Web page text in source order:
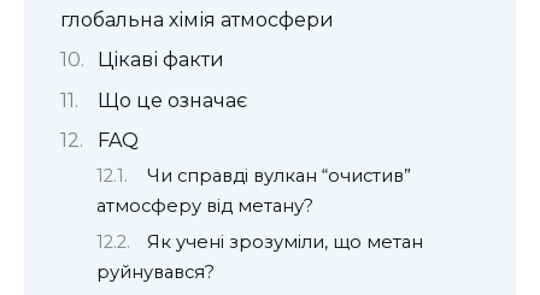
глобальна хімія атмосфери
Цікаві факти
Що це означає
FAQ
Чи справді вулкан “очистив”
атмосферу від метану?
Як учені зрозуміли, що метан
руйнувався?